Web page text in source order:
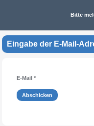
Bitte
Eingabe der E-Mail-
E-Mail *